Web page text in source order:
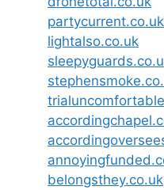
partycurrent.co.uk
lightalso.co.uk
belongsthey.co.uk